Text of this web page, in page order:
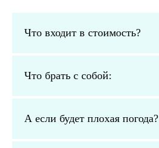
Что входит в стоимость?
Что брать с собой:
А если будет плохая погода?